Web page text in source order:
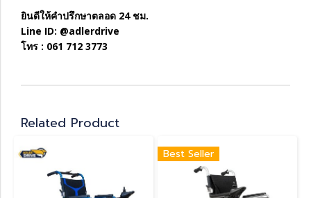
ยินดีให้คำปรึกษาตลอด 24 ชม.
Line ID: @adlerdrive
โทร : 061 712 3773
Related Product
Best Seller